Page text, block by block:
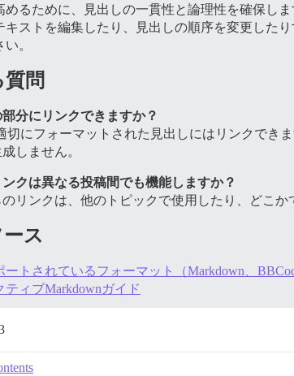
めるために、見出しの一貫性と論理性を確保しま
キストを編集したり、見出しの順序を変更した
。
問
分にリンクできますか？
切にフォーマットされた見出しにはリンクでき
しません。
クは異なる投稿間でも機能しますか？
リンクは、他のトピックで使用したり、どこ
ス
ートされているフォーマット（Markdown、
ティブMarkdownガイド